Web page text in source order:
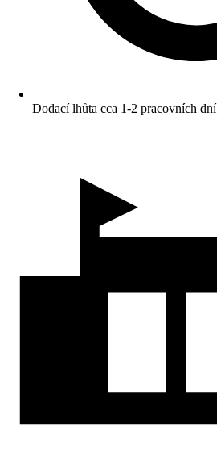
Dodací lhůta cca 1-2 pracovních dní